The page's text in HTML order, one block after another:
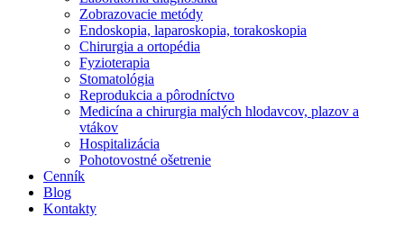
Zobrazovacie metódy
Endoskopia, laparoskopia, torakoskopia
Chirurgia a ortopédia
Fyzioterapia
Stomatológia
Reprodukcia a pôrodníctvo
Medicína a chirurgia malých hlodavcov, plazov a
vtákov
Hospitalizácia
Pohotovostné ošetrenie
Cenník
Blog
Kontakty